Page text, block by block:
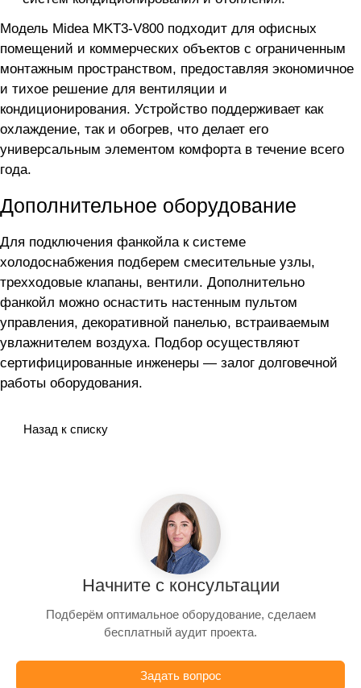
Модель Midea MKT3-V800 подходит для офисных
помещений и коммерческих объектов с ограниченным
монтажным пространством, предоставляя экономичное
и тихое решение для вентиляции и
кондиционирования. Устройство поддерживает как
охлаждение, так и обогрев, что делает его
универсальным элементом комфорта в течение всего
года.
Дополнительное оборудование
Для подключения фанкойла к системе
холодоснабжения подберем смесительные узлы,
трехходовые клапаны, вентили. Дополнительно
фанкойл можно оснастить настенным пультом
управления, декоративной панелью, встраиваемым
увлажнителем воздуха. Подбор осуществляют
сертифицированные инженеры — залог долговечной
работы оборудования.
Назад к списку
Начните с консультации
Подберём оптимальное оборудование, сделаем
бесплатный аудит проекта.
Задать вопрос